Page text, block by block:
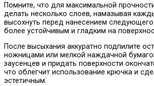
Помните, что для максимальной
делать несколько слоев, намазывая
высохнуть перед нанесением
более устойчивым и гладким на
После высыхания аккуратно подпилите
ножницами или мелкой наждачной
заусенцев и придать поверхности
что облегчит использование крючка и
эстетичным.